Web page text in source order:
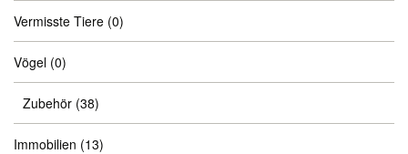
Vermisste Tiere (0)
Vögel (0)
Zubehör (38)
Immobilien (13)